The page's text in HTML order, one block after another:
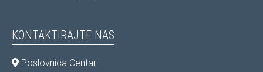
KONTAKTIRAJTE NAS
Poslovnica Centar